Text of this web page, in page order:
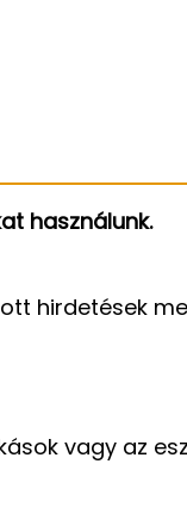
használunk.
hirdetések
vagy az